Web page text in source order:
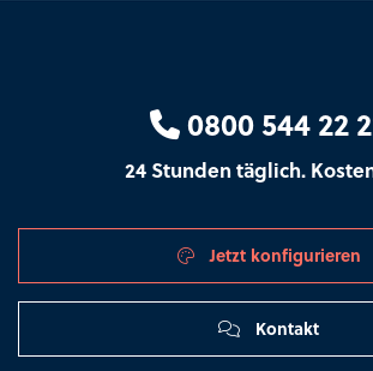
0800 544 22
24 Stunden täglich.
Jetzt konfigurieren
Kontakt